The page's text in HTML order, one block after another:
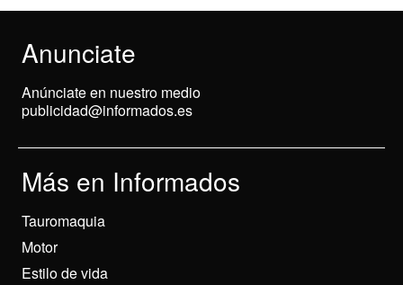
Anunciate
Anúnciate en nuestro medio
publicidad@informados.es
Más en Informados
Tauromaquia
Motor
Estilo de vida